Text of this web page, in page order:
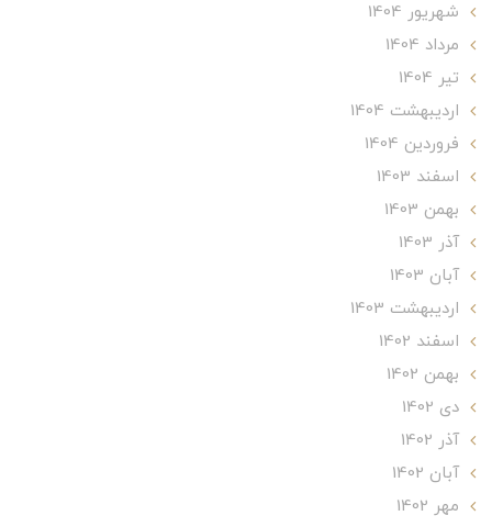
شهریور 1404
مرداد 1404
تير 1404
ارديبهشت 1404
فروردین 1404
اسفند 1403
بهمن 1403
آذر 1403
آبان 1403
ارديبهشت 1403
اسفند 1402
بهمن 1402
دی 1402
آذر 1402
آبان 1402
مهر 1402